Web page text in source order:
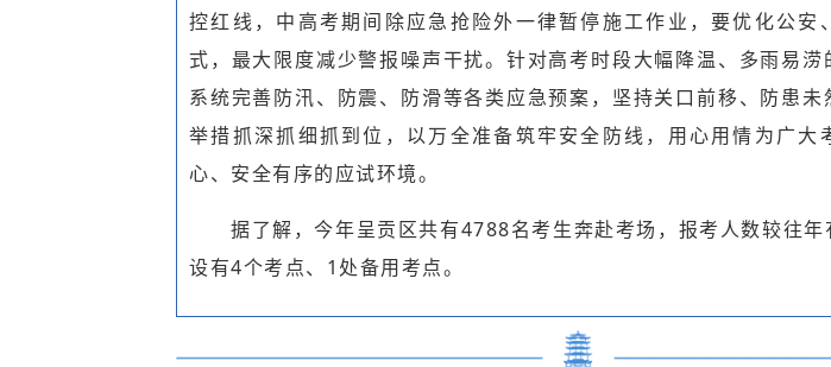
控红线，中高考期间除应急抢险外一律暂停施工作业，要优化公安
式，最大限度减少警报噪声干扰。针对高考时段大幅降温、多雨易涝
系统完善防汛、防震、防滑等各类应急预案，坚持关口前移、防患未
举措抓深抓细抓到位，以万全准备筑牢安全防线，用心用情为广大
心、安全有序的应试环境。
据了解，今年呈贡区共有4788名考生奔赴考场，报考人数较往年
设有4个考点、1处备用考点。